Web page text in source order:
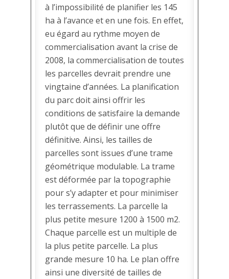
à l’impossibilité de planifier les 145
ha à l’avance et en une fois. En effet,
eu égard au rythme moyen de
commercialisation avant la crise de
2008, la commercialisation de toutes
les parcelles devrait prendre une
vingtaine d’années. La planification
du parc doit ainsi offrir les
conditions de satisfaire la demande
plutôt que de définir une offre
définitive. Ainsi, les tailles de
parcelles sont issues d’une trame
géométrique modulable. La trame
est déformée par la topographie
pour s’y adapter et pour minimiser
les terrassements. La parcelle la
plus petite mesure 1200 à 1500 m2.
Chaque parcelle est un multiple de
la plus petite parcelle. La plus
grande mesure 10 ha. Le plan offre
ainsi une diversité de tailles de